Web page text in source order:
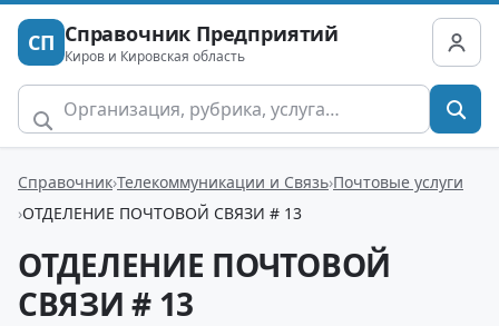
СП Справочник Предприятий
Киров и Кировская область
Справочник Телекоммуникации и Связь Почтовые услуги
ОТДЕЛЕНИЕ ПОЧТОВОЙ СВЯЗИ # 13
ОТДЕЛЕНИЕ ПОЧТОВОЙ
СВЯЗИ # 13